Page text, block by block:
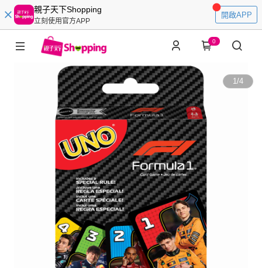
親子天下Shopping
立刻使用官方APP
開啟APP
0
1/4